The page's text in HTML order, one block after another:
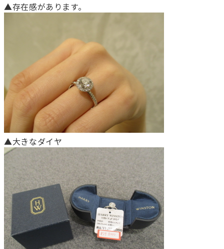
▲存在感があります。
▲大きなダイヤ